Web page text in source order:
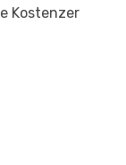
Kostenzer